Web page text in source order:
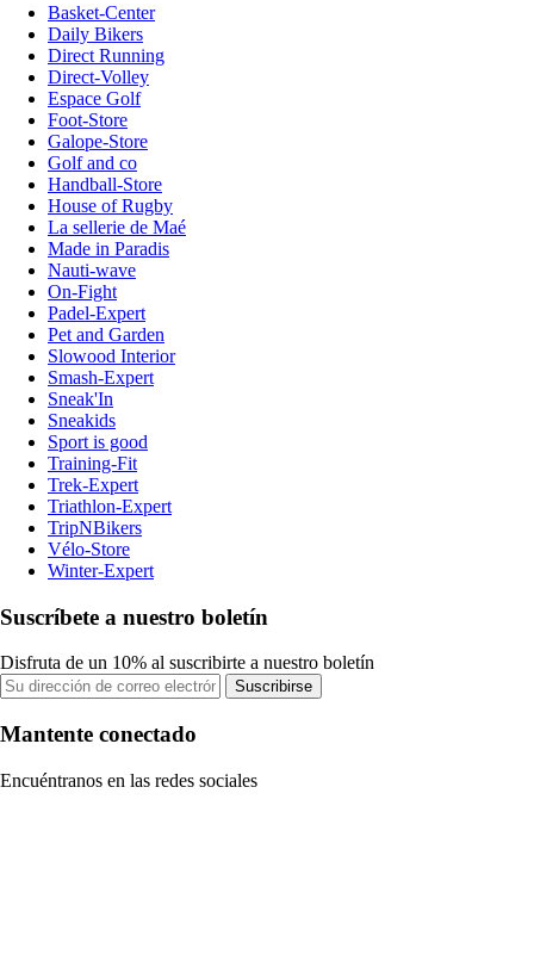
Basket-Center
Daily Bikers
Direct Running
Direct-Volley
Espace Golf
Foot-Store
Galope-Store
Golf and co
Handball-Store
House of Rugby
La sellerie de Maé
Made in Paradis
Nauti-wave
On-Fight
Padel-Expert
Pet and Garden
Slowood Interior
Smash-Expert
Sneak'In
Sneakids
Sport is good
Training-Fit
Trek-Expert
Triathlon-Expert
TripNBikers
Vélo-Store
Winter-Expert
Suscríbete a nuestro boletín
Disfruta de un 10% al suscribirte a nuestro boletín
Suscribirse
Mantente conectado
Encuéntranos en las redes sociales